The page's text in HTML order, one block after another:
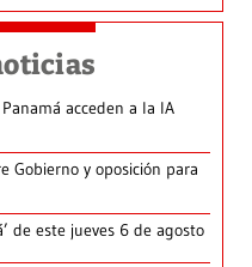
acceden a la IA
Gobierno y oposición para
de este jueves 6 de agosto